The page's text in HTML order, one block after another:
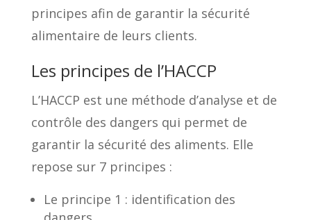
principes afin de garantir la sécurité
alimentaire de leurs clients.
Les principes de l’HACCP
L’HACCP est une méthode d’analyse et de
contrôle des dangers qui permet de
garantir la sécurité des aliments. Elle
repose sur 7 principes :
Le principe 1 : identification des